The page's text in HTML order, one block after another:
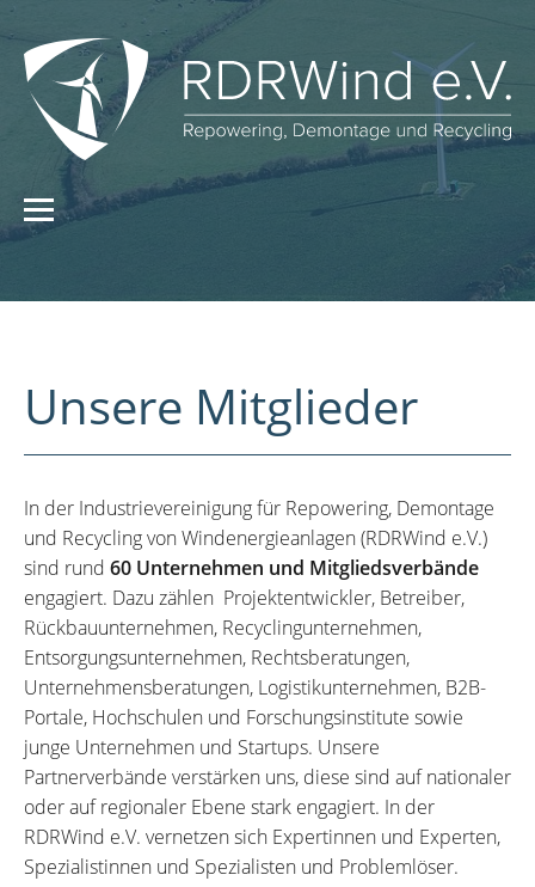
Unsere Mitglieder
In der Industrievereinigung für Repowering, Demontage
und Recycling von Windenergieanlagen (RDRWind e.V.)
sind rund 60 Unternehmen und Mitgliedsverbände
engagiert. Dazu zählen Projektentwickler, Betreiber,
Rückbauunternehmen, Recyclingunternehmen,
Entsorgungsunternehmen, Rechtsberatungen,
Unternehmensberatungen, Logistikunternehmen, B2B-
Portale, Hochschulen und Forschungsinstitute sowie
junge Unternehmen und Startups. Unsere
Partnerverbände verstärken uns, diese sind auf nationaler
oder auf regionaler Ebene stark engagiert. In der
RDRWind e.V. vernetzen sich Expertinnen und Experten,
Spezialistinnen und Spezialisten und Problemlöser.